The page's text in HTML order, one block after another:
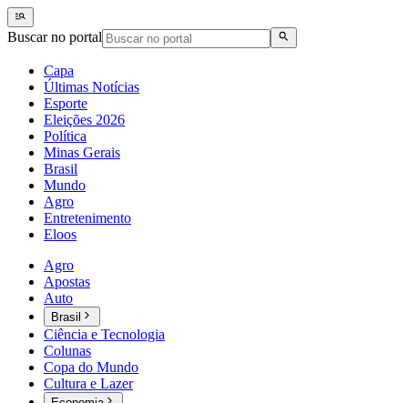
Buscar no portal
Capa
Últimas Notícias
Esporte
Eleições 2026
Política
Minas Gerais
Brasil
Mundo
Agro
Entretenimento
Eloos
Agro
Apostas
Auto
Brasil
Ciência e Tecnologia
Colunas
Copa do Mundo
Cultura e Lazer